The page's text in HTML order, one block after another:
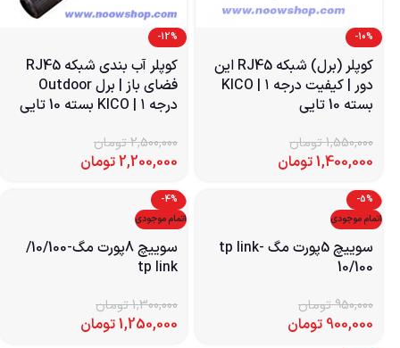
-10%
کوپلر (برل) شبکه RJ45 این
دور | کیفیت درجه ۱ | KICO
بسته 10 تایی
1,550,000تومان
1,400,000تومان
-12%
کوپلر آب‌ بندی شبکه RJ45
فضای باز | برل Outdoor
درجه ۱ | KICO بسته 10 تایی
2,500,000تومان
2,200,000تومان
-5%
اتمام موجودی
سوییچ 5پورت مگ tp link-
10/100
950,000تومان
900,000 تومان
-4%
اتمام موجودی
سوییچ 8پورت مگ-10/100/
tp link
1,300,000تومان
1,250,000تومان